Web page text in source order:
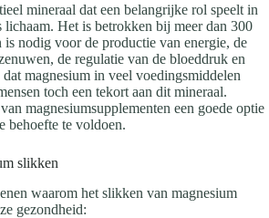
mineraal dat een belangrijke rol speelt in
lichaam. Het is betrokken bij meer dan 300
is nodig voor de productie van energie, de
de regulatie van de bloeddruk en
magnesium in veel voedingsmiddelen
toch een tekort aan dit mineraal.
magnesiumsupplementen een goede optie
behoefte te voldoen.
slikken
waarom het slikken van magnesium
gezondheid: